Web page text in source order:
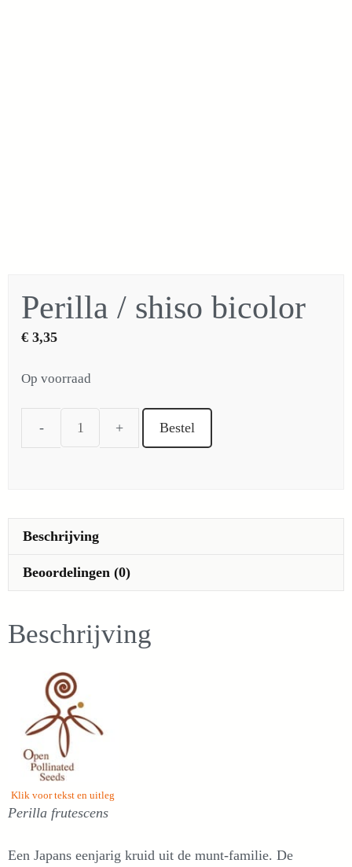
Perilla / shiso bicolor
€ 3,35
Op voorraad
Perilla
aantal
Bestel
Beschrijving
Beoordelingen (0)
Beschrijving
Klik voor tekst en uitleg
Perilla frutescens
Een Japans eenjarig kruid uit de munt-familie. De